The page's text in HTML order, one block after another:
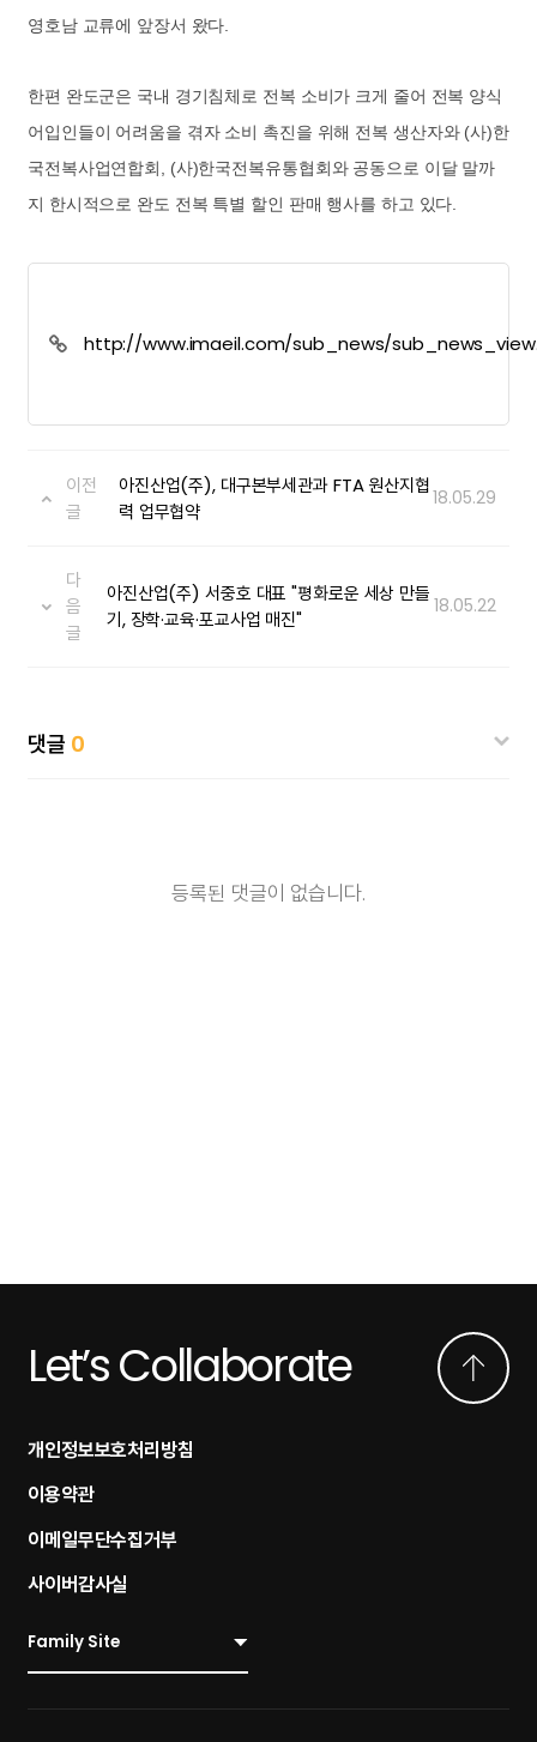
영호남 교류에 앞장서 왔다.
한편 완도군은 국내 경기침체로 전복 소비가 크게 줄어 전복 양식
어입인들이 어려움을 겪자 소비 촉진을 위해 전복 생산자와 (사)한
국전복사업연합회, (사)한국전복유통협회와 공동으로 이달 말까
지 한시적으로 완도 전복 특별 할인 판매 행사를 하고 있다.
http://www.imaeil.com/sub_news/
이전
글
아진산업(주), 대구본부세관과 FTA 원산지협
력 업무협약
18.05.29
다
음
글
아진산업(주) 서중호 대표 "평화로운 세상 만들
기, 장학·교육·포교사업 매진"
18.05.22
댓글 0
등록된 댓글이 없습니다.
Let’s Collaborate
개인정보보호처리방침
이용약관
이메일무단수집거부
사이버감사실